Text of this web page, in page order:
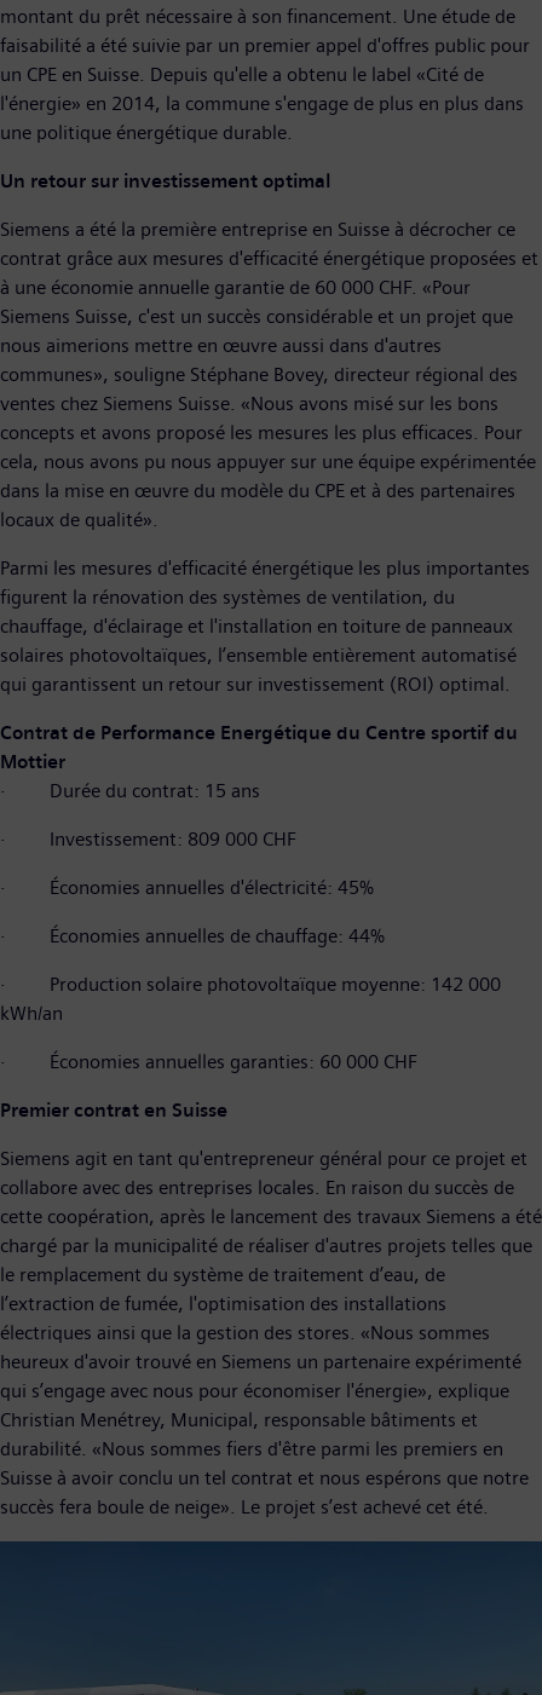
montant du prêt nécessaire à son financement. Une étude de
faisabilité a été suivie par un premier appel d'offres public pour
un CPE en Suisse. Depuis qu'elle a obtenu le label «Cité de
l'énergie» en 2014, la commune s'engage de plus en plus dans
une politique énergétique durable.
Un retour sur investissement optimal
Siemens a été la première entreprise en Suisse à décrocher ce
contrat grâce aux mesures d'efficacité énergétique proposées et
à une économie annuelle garantie de 60 000 CHF. «Pour
Siemens Suisse, c'est un succès considérable et un projet que
nous aimerions mettre en œuvre aussi dans d'autres
communes», souligne Stéphane Bovey, directeur régional des
ventes chez Siemens Suisse. «Nous avons misé sur les bons
concepts et avons proposé les mesures les plus efficaces. Pour
cela, nous avons pu nous appuyer sur une équipe expérimentée
dans la mise en œuvre du modèle du CPE et à des partenaires
locaux de qualité».
Parmi les mesures d'efficacité énergétique les plus importantes
figurent la rénovation des systèmes de ventilation, du
chauffage, d'éclairage et l'installation en toiture de panneaux
solaires photovoltaïques, l’ensemble entièrement automatisé
qui garantissent un retour sur investissement (ROI) optimal.
Contrat de Performance Energétique du Centre sportif du
Mottier
· Durée du contrat: 15 ans
· Investissement: 809 000 CHF
· Économies annuelles d'électricité: 45%
· Économies annuelles de chauffage: 44%
· Production solaire photovoltaïque moyenne: 142 000
kWh/an
· Économies annuelles garanties: 60 000 CHF
Premier contrat en Suisse
Siemens agit en tant qu'entrepreneur général pour ce projet et
collabore avec des entreprises locales. En raison du succès de
cette coopération, après le lancement des travaux Siemens a été
chargé par la municipalité de réaliser d'autres projets telles que
le remplacement du système de traitement d’eau, de
l’extraction de fumée, l'optimisation des installations
électriques ainsi que la gestion des stores. «Nous sommes
heureux d'avoir trouvé en Siemens un partenaire expérimenté
qui s’engage avec nous pour économiser l'énergie», explique
Christian Menétrey, Municipal, responsable bâtiments et
durabilité. «Nous sommes fiers d'être parmi les premiers en
Suisse à avoir conclu un tel contrat et nous espérons que notre
succès fera boule de neige». Le projet s’est achevé cet été.